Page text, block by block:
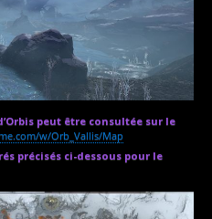
peut être consultée sur le
w/Orb_Vallis/Map
précisés ci-dessous pour le